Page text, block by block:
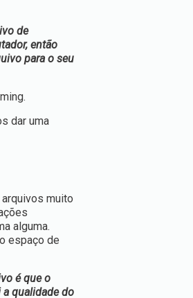
de
então
para o seu
dar uma
muito
alguma.
espaço de
é que o
qualidade do